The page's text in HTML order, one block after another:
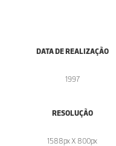
DATA DE REALIZAÇÃO
1997
RESOLUÇÃO
1588px X 800px